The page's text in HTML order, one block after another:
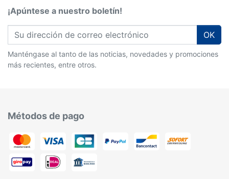
¡Apúntese a nuestro boletín!
OK
Manténgase al tanto de las noticias, novedades y promociones
más recientes, entre otros.
Métodos de pago